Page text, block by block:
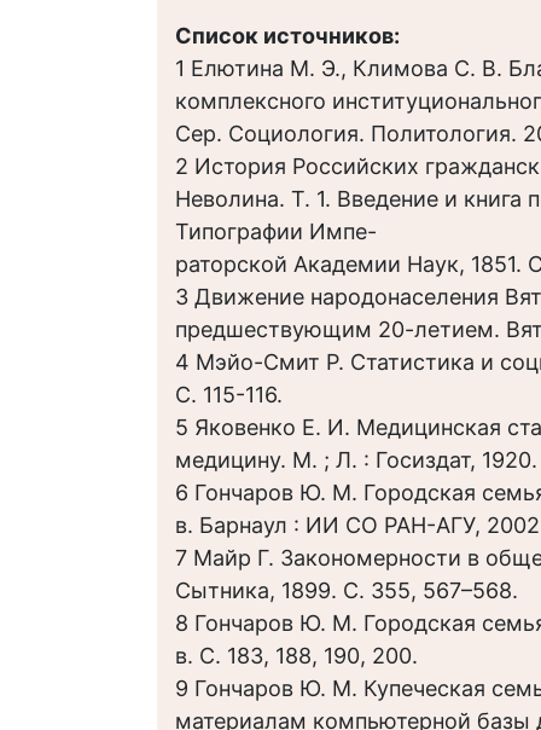
Список источников:
1 Елютина М. Э., Климова С. В.
комплексного
Сер. Социология. Политология.
2 История Российских
Неволина. Т. 1. Введение и
Типографии Импе-
раторской Академии Наук, 1851.
3 Движение народонаселения
предшествующим 20-летием.
4 Мэйо-Смит Р. Статистика и
С. 115-116.
5 Яковенко Е. И. Медицинская
медицину. М. ; Л. : Госиздат,
6 Гончаров Ю. М. Городская
в. Барнаул : ИИ СО РАН-АГУ,
7 Майр Г. Закономерности в
Сытника, 1899. С. 355, 567–568.
8 Гончаров Ю. М. Городская
в. С. 183, 188, 190, 200.
9 Гончаров Ю. М. Купеческая
материалам компьютерной базы